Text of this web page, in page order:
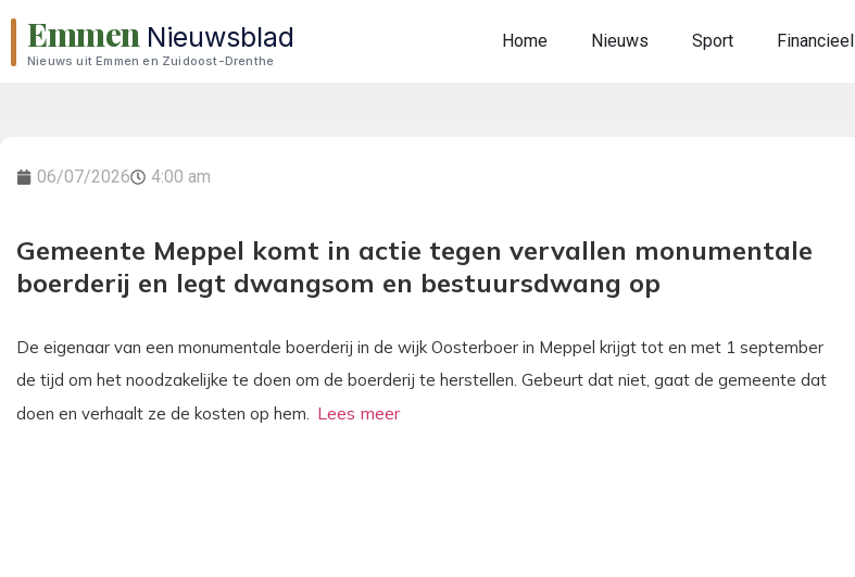
Emmen Nieuwsblad
Nieuws uit Emmen en Zuidoost-Drenthe
Home Nieuws Sport Financieel
06/07/2026 4:00 am
Gemeente Meppel komt in actie tegen vervallen monumentale
boerderij en legt dwangsom en bestuursdwang op
De eigenaar van een monumentale boerderij in de wijk Oosterboer in Meppel krijgt tot en met 1 september
de tijd om het noodzakelijke te doen om de boerderij te herstellen. Gebeurt dat niet, gaat de gemeente dat
doen en verhaalt ze de kosten op hem.